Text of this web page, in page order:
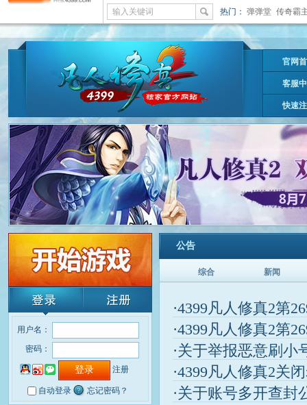
输入关键词 热门： 弹弹堂 传奇霸
官网
客服
快速
用户名：
密码：
注册
自动登录 忘记密码？
公告
综合 新闻
·4399凡人修真2第
·4399凡人修真2第
·关于举报恶意刷小
·4399凡人修真2关
·关于账号多开查封